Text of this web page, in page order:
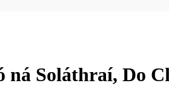
ná Soláthraí, Do